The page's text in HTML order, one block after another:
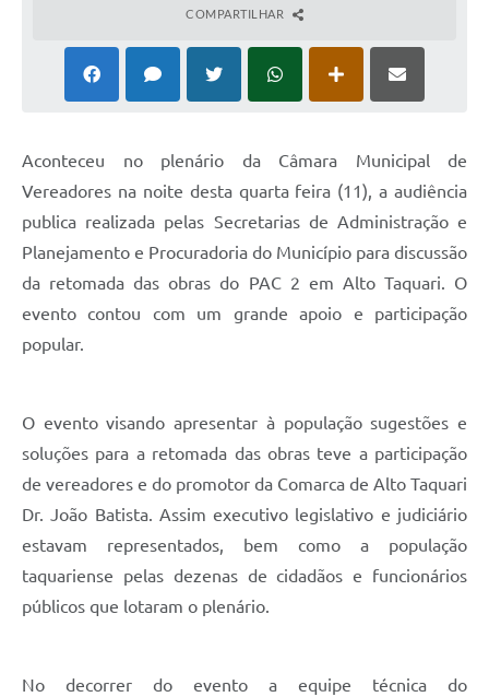
COMPARTILHAR
Aconteceu no plenário da Câmara Municipal de
Vereadores na noite desta quarta feira (11), a audiência
publica realizada pelas Secretarias de Administração e
Planejamento e Procuradoria do Município para discussão
da retomada das obras do PAC 2 em Alto Taquari. O
evento contou com um grande apoio e participação
popular.
O evento visando apresentar à população sugestões e
soluções para a retomada das obras teve a participação
de vereadores e do promotor da Comarca de Alto Taquari
Dr. João Batista. Assim executivo legislativo e judiciário
estavam representados, bem como a população
taquariense pelas dezenas de cidadãos e funcionários
públicos que lotaram o plenário.
No decorrer do evento a equipe técnica do